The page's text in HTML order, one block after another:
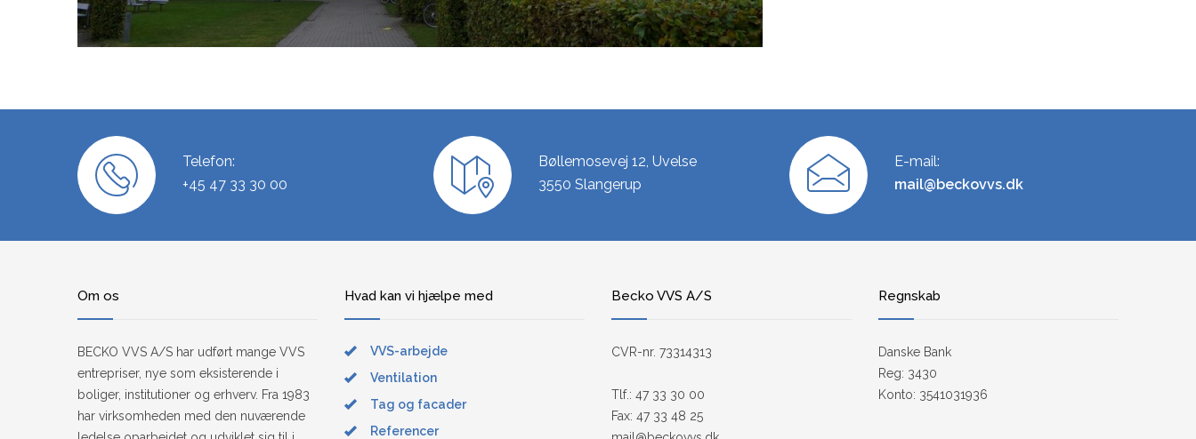
Telefon:
+45 47 33 30 00
Bøllemosevej 12, Uvelse
3550 Slangerup
E-mail:
mail@beckovvs.dk
Om os
BECKO VVS A/S har udført mange VVS
entrepriser, nye som eksisterende i
boliger, institutioner og erhverv. Fra 1983
har virksomheden med den nuværende
Hvad kan vi hjælpe med
VVS-arbejde
Ventilation
Tag og facader
Referencer
Becko VVS A/S
CVR-nr. 73314313
Tlf.: 47 33 30 00
Fax: 47 33 48 25
Regnskab
Danske Bank
Reg: 3430
Konto: 3541031936